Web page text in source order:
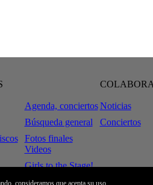
consideramos que acepta su uso.
COLABORA
Agenda, conciertos Noticias
Búsqueda general
Conciertos
Fotos finales
Videos
Girls to the Stage!